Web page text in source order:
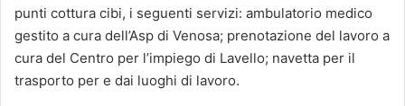
punti cottura cibi, i seguenti servizi: ambulatorio medico
gestito a cura dell’Asp di Venosa; prenotazione del lavoro a
cura del Centro per l’impiego di Lavello; navetta per il
trasporto per e dai luoghi di lavoro.